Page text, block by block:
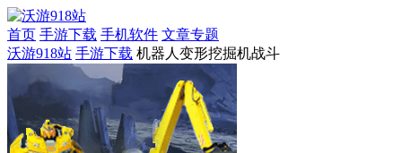
首页 手游下载 手机软件 文章专题
沃游918站 手游下载 机器人变形挖掘机战斗